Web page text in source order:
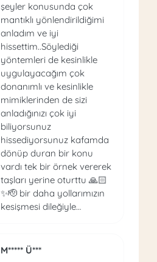
şeyler konusunda çok
mantıklı yönlendirildiğimi
anladım ve iyi
hissettim..Söylediği
yöntemleri de kesinlikle
uygulayacağım çok
donanımlı ve kesinlikle
mimiklerinden de sizi
anladığınızı çok iyi
biliyorsunuz
hissediyorsunuz kafamda
dönüp duran bir konu
vardı tek bir örnek vererek
taşları yerine oturttu 🙏🏻
✨🫡 bir daha yollarımızın
kesişmesi dileğiyle…
M***** Ü***